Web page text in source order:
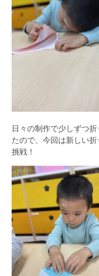
日々の制作で少しずつ
たので、今回は新しい
挑戦！